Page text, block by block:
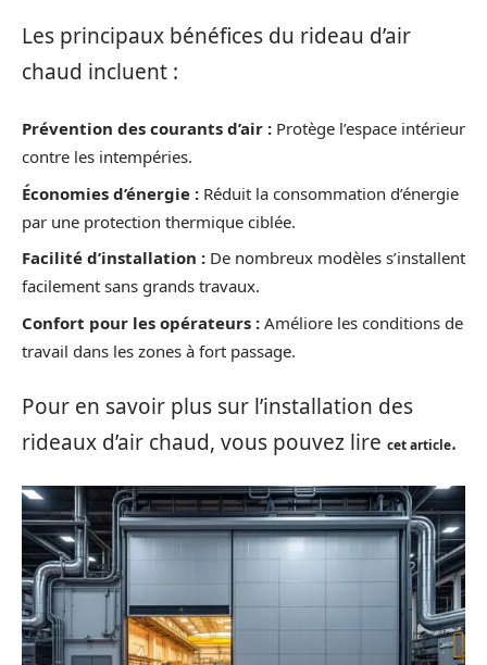
Les principaux bénéfices du rideau d’air
chaud incluent :
Prévention des courants d’air : Protège l’espace intérieur
contre les intempéries.
Économies d’énergie : Réduit la consommation d’énergie
par une protection thermique ciblée.
Facilité d’installation : De nombreux modèles s’installent
facilement sans grands travaux.
Confort pour les opérateurs : Améliore les conditions de
travail dans les zones à fort passage.
Pour en savoir plus sur l’installation des
rideaux d’air chaud, vous pouvez lire cet article.